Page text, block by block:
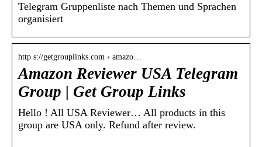
Telegram Gruppenliste nach Themen und Sprachen
organisiert
http s://getgrouplinks.com › amazo…
Amazon Reviewer USA Telegram
Group | Get Group Links
Hello ! All USA Reviewer… All products in this
group are USA only. Refund after review.